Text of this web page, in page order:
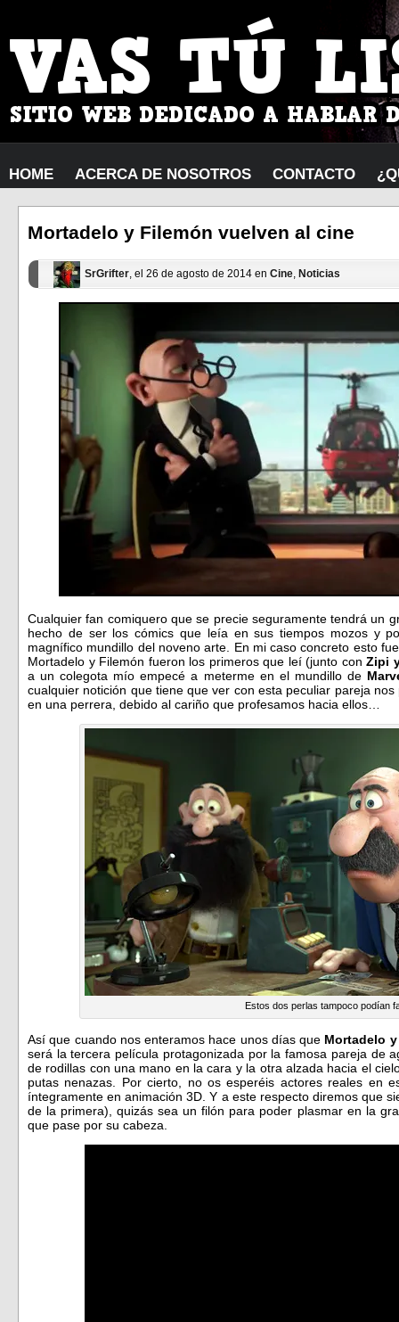
HOME ACERCA DE NOSOTROS CONTACTO
Mortadelo y Filemón vuelven al cine
SrGrifter, el 26 de agosto de 2014 en Cine, Noticias
Cualquier fan comiquero que se precie seguramente tendrá un
hecho de ser los cómics que leía en sus tiempos mozos y
magnífico mundillo del noveno arte. En mi caso concreto esto
Mortadelo y Filemón fueron los primeros que leí (junto conZipi
a un colegota mío empecé a meterme en el mundillo de
cualquier notición que tiene que ver con esta peculiar pareja
en una perrera, debido al cariño que profesamos hacia ellos…
Estos dos perlas tampoco podían
Así que cuando nos enteramos hace unos días que Mortadelo
será la tercera película protagonizada por la famosa pareja de
de rodillas con una mano en la cara y la otra alzada hacia el
putas nenazas. Por cierto, no os esperéis actores reales en
íntegramente en animación 3D. Y a este respecto diremos que
de la primera), quizás sea un filón para poder plasmar en la
que pase por su cabeza.